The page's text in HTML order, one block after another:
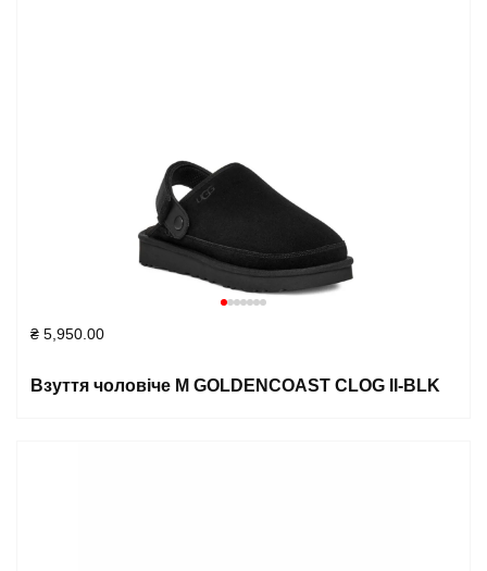
₴ 5,950.00
Взуття чоловіче M GOLDENCOAST CLOG II-BLK